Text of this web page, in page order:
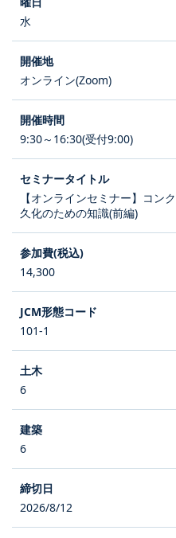
水
オンライン(Zoom)
9:30～16:30(受付9:00)
【オンラインセミナー】コン
久化のための知識(前編)
14,300
101-1
6
6
2026/8/12